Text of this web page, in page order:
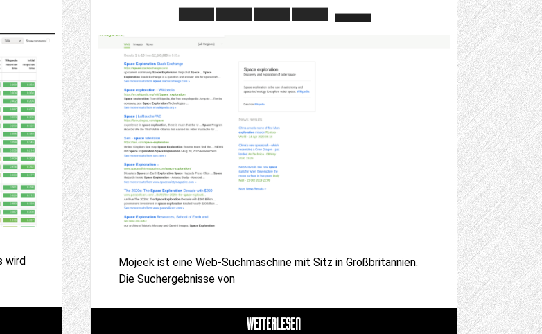
wird
Mojeek ist eine Web-Suchmaschine mit Sitz in Großbritannien.
Die Suchergebnisse von
WEITERLESEN